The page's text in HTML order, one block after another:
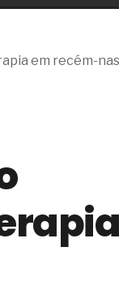
em recém-